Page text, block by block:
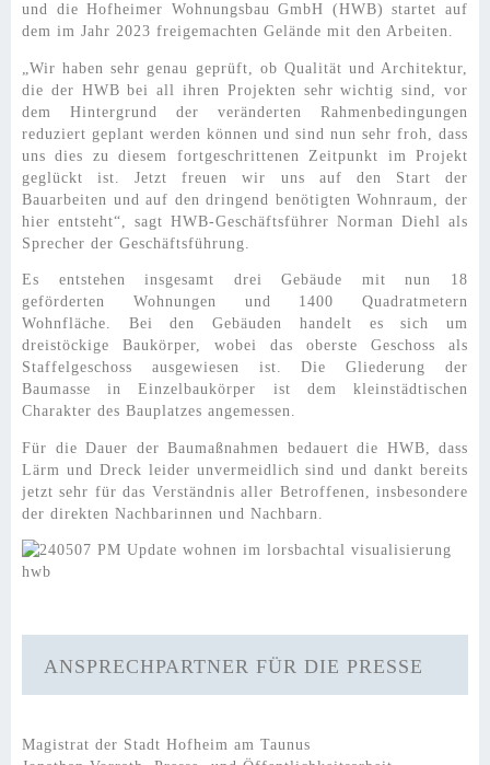
und die Hofheimer Wohnungsbau GmbH (HWB) startet auf
dem im Jahr 2023 freigemachten Gelände mit den Arbeiten.
„Wir haben sehr genau geprüft, ob Qualität und Architektur,
die der HWB bei all ihren Projekten sehr wichtig sind, vor
dem Hintergrund der veränderten Rahmenbedingungen
reduziert geplant werden können und sind nun sehr froh, dass
uns dies zu diesem fortgeschrittenen Zeitpunkt im Projekt
geglückt ist. Jetzt freuen wir uns auf den Start der
Bauarbeiten und auf den dringend benötigten Wohnraum, der
hier entsteht“, sagt HWB-Geschäftsführer Norman Diehl als
Sprecher der Geschäftsführung.
Es entstehen insgesamt drei Gebäude mit nun 18
geförderten Wohnungen und 1400 Quadratmetern
Wohnfläche. Bei den Gebäuden handelt es sich um
dreistöckige Baukörper, wobei das oberste Geschoss als
Staffelgeschoss ausgewiesen ist. Die Gliederung der
Baumasse in Einzelbaukörper ist dem kleinstädtischen
Charakter des Bauplatzes angemessen.
Für die Dauer der Baumaßnahmen bedauert die HWB, dass
Lärm und Dreck leider unvermeidlich sind und dankt bereits
jetzt sehr für das Verständnis aller Betroffenen, insbesondere
der direkten Nachbarinnen und Nachbarn.
ANSPRECHPARTNER FÜR DIE PRESSE
Magistrat der Stadt Hofheim am Taunus